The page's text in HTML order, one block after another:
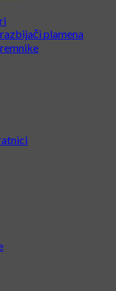
plamena